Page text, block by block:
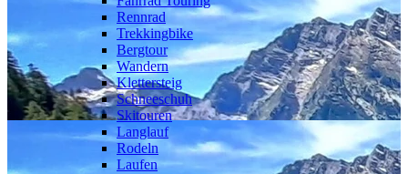
Rennrad
Trekkingbike
Bergtour
Wandern
Klettersteig
Schneeschuh
Skitouren
Langlauf
Rodeln
Laufen